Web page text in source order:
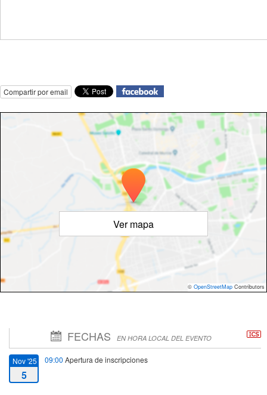
Compartir por email
Ver mapa
© OpenStreetMap Contributors
FECHAS EN HORA LOCAL DEL EVENTO
Nov '25
5
09:00 Apertura de inscripciones